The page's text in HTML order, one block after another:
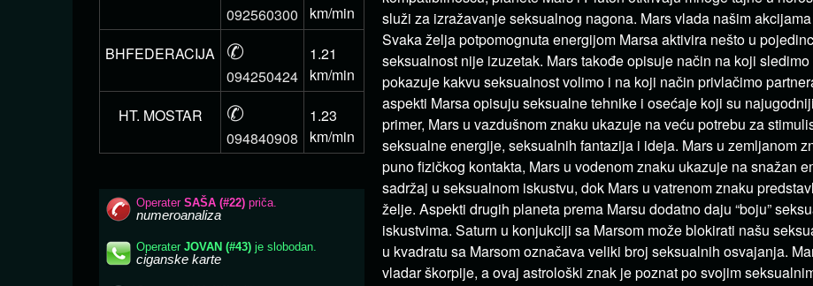
služi za izražavanje seksualnog nagona. Mars vlada našim
Svaka želja potpomognuta energijom Marsa aktivira nešto u
seksualnost nije izuzetak. Mars takođe opisuje način na koji
pokazuje kakvu seksualnost volimo i na koji način privlačimo
aspekti Marsa opisuju seksualne tehnike i osećaje koji su
primer, Mars u vazdušnom znaku ukazuje na veću potrebu za
seksualne energije, seksualnih fantazija i ideja. Mars u zemljanom
puno fizičkog kontakta, Mars u vodenom znaku ukazuje na snažan
sadržaj u seksualnom iskustvu, dok Mars u vatrenom znaku
želje. Aspekti drugih planeta prema Marsu dodatno daju “boju”
iskustvima. Saturn u konjukciji sa Marsom može blokirati našu
u kvadratu sa Marsom označava veliki broj seksualnih osvajanja.
vladar škorpije, a ovaj astrološki znak je poznat po svojim
092560300
km/min
BHFEDERACIJA
✆
094250424
1.21
km/min
HT. MOSTAR
✆
094840908
1.23
km/min